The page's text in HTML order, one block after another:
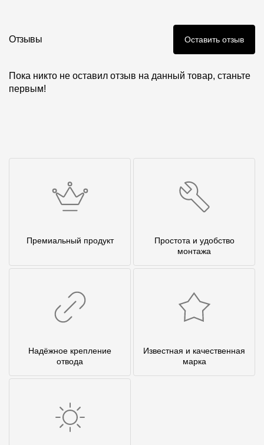
Отзывы Оставить отзыв
Пока никто не оставил отзыв на данный товар, станьте
первым!
Премиальный продукт
Простота и удобство
монтажа
Надёжное крепление
отвода
Известная и качественная
марка